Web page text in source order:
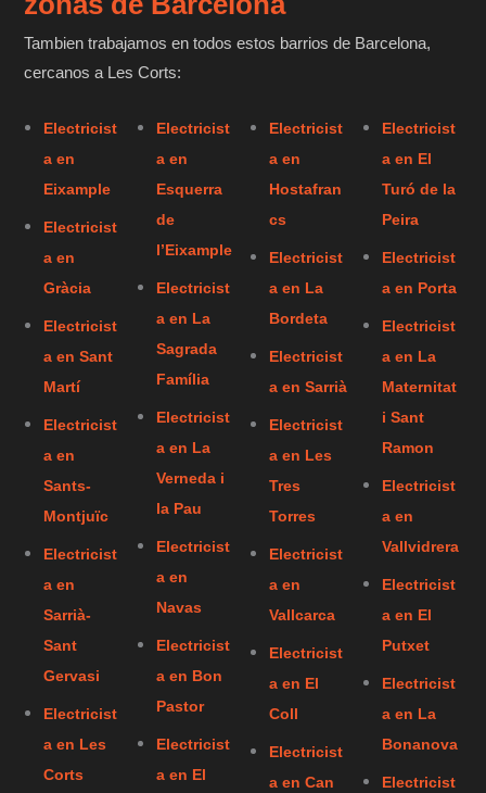
Tambien trabajamos en todos estos barrios de Barcelona,
cercanos a Les Corts:
Electricist
a en
Eixample
Electricist
a en
Gràcia
Electricist
a en Sant
Martí
Electricist
a en
Sants-
Montjuïc
Electricist
a en
Sarrià-
Sant
Gervasi
Electricist
a en Les
Corts
Electricist
a en
Esquerra
de
l’Eixample
Electricist
a en La
Sagrada
Família
Electricist
a en La
Verneda i
la Pau
Electricist
a en
Navas
Electricist
a en Bon
Pastor
Electricist
a en El
Electricist
a en
Hostafran
cs
Electricist
a en La
Bordeta
Electricist
a en Sarrià
Electricist
a en Les
Tres
Torres
Electricist
a en
Vallcarca
Electricist
a en El
Coll
Electricist
a en Can
Electricist
a en El
Turó de la
Peira
Electricist
a en Porta
Electricist
a en La
Maternitat
i Sant
Ramon
Electricist
a en
Vallvidrera
Electricist
a en El
Putxet
Electricist
a en La
Bonanova
Electricist